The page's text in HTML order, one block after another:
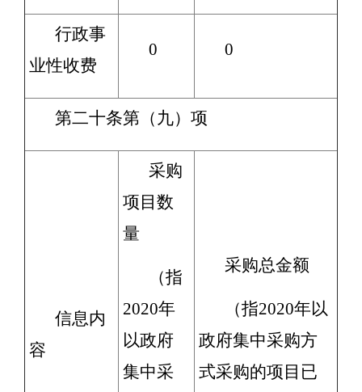
行政事
业性收费
0 0
第二十条第（九）项
信息内
容
采购
项目数
量
（指
2020年
以政府
集中采
采购总金额
（指2020年以
政府集中采购方
式采购的项目已